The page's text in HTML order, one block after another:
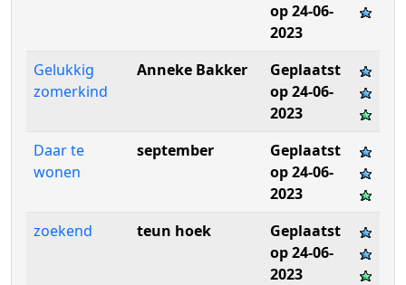
op 24-06-
2023
Gelukkig
zomerkind
Anneke Bakker
Geplaatst
op 24-06-
2023
Daar te
wonen
september
Geplaatst
op 24-06-
2023
zoekend
teun hoek
Geplaatst
op 24-06-
2023